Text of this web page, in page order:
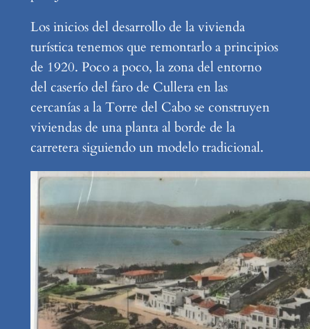
Los inicios del desarrollo de la vivienda
turística tenemos que remontarlo a principios
de 1920. Poco a poco, la zona del entorno
del caserío del faro de Cullera en las
cercanías a la Torre del Cabo se construyen
viviendas de una planta al borde de la
carretera siguiendo un modelo tradicional.